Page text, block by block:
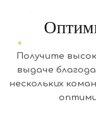
Получите
выдаче
нескольких